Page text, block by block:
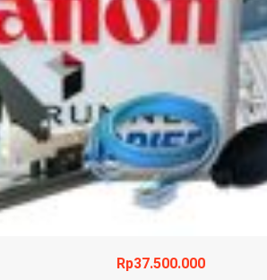
Rp37.500.000